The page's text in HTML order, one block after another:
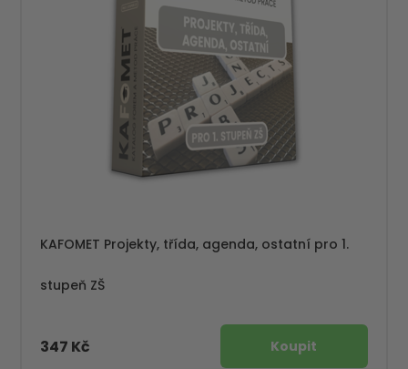
KAFOMET Projekty, třída, agenda, ostatní pro 1.
stupeň ZŠ
347 Kč